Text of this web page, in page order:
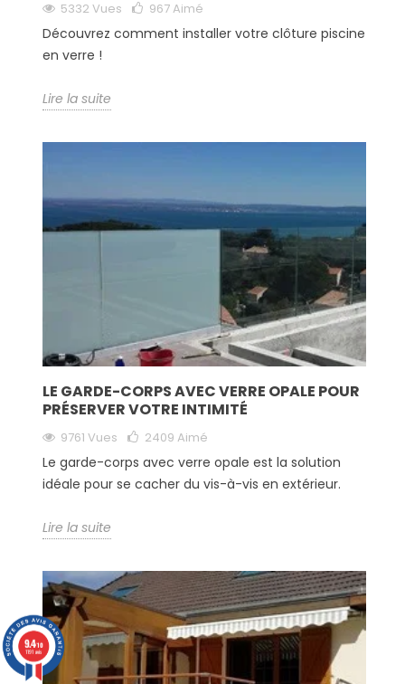
5332 Vues 967Aimé
Découvrez comment installer votre clôture piscine
en verre !
Lire la suite
LE GARDE-CORPS AVEC VERRE OPALE POUR
PRÉSERVER VOTRE INTIMITÉ
9761 Vues 2409 Aimé
Le garde-corps avec verre opale est la solution
idéale pour se cacher du vis-à-vis en extérieur.
Lire la suite
9.4/10
1191 avis